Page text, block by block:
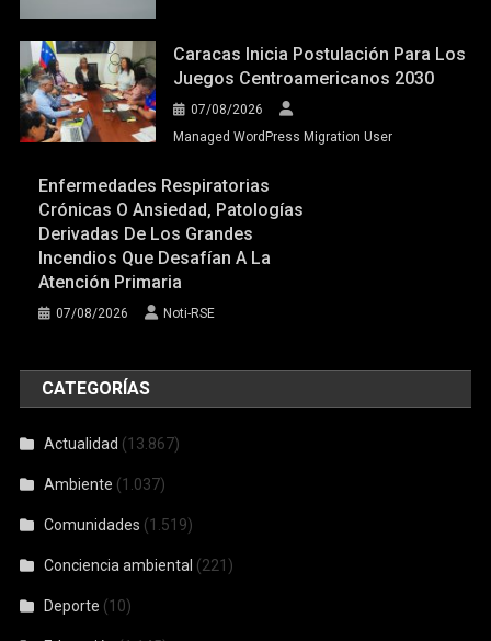
Caracas Inicia Postulación Para Los
Juegos Centroamericanos 2030
07/08/2026
Managed WordPress Migration User
Enfermedades Respiratorias
Crónicas O Ansiedad, Patologías
Derivadas De Los Grandes
Incendios Que Desafían A La
Atención Primaria
07/08/2026 Noti-RSE
CATEGORÍAS
Actualidad (13.867)
Ambiente (1.037)
Comunidades (1.519)
Conciencia ambiental (221)
Deporte (10)